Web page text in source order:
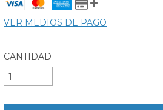
VER MEDIOS DE PAGO
CANTIDAD